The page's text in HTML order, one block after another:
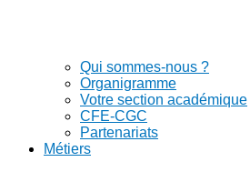
Qui sommes-nous ?
Organigramme
Votre section académique
CFE-CGC
Partenariats
Métiers